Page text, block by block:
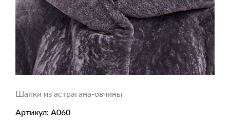
Шапки из астрагана-овчины
Артикул: А060